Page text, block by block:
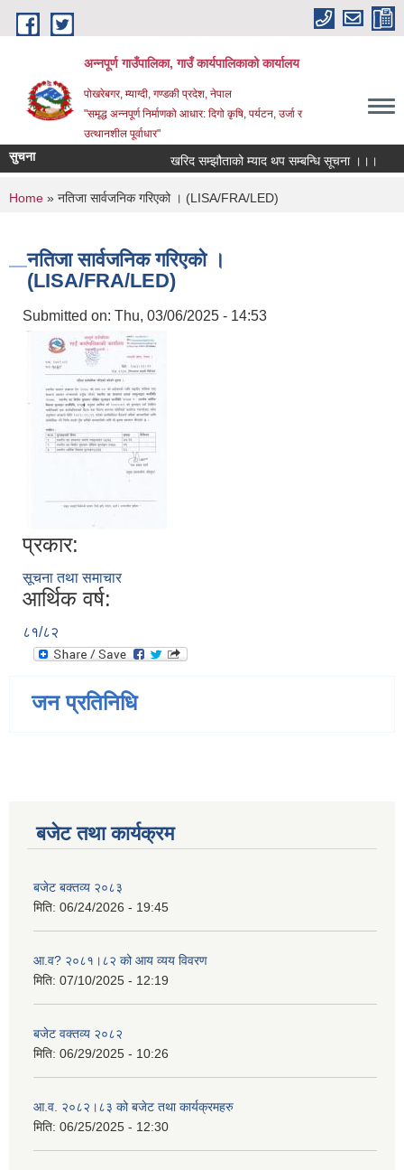
Skip to main content
अन्‍नपूर्ण गाउँपालिका, गाउँ कार्यपालिकाको कार्यालय
पोखरेबगर, म्याग्दी, गण्डकी प्रदेश, नेपाल
"समृद्ध अन्‍नपूर्ण निर्माणको आधार: दिगो कृषि, पर्यटन, उर्जा र
उत्थानशील पूर्वाधार"
सुचना खरिद सम्झौताको म्याद थप सम्बन्धि सूचना ।।।
You are here
Home » नतिजा सार्वजनिक गरिएको । (LISA/FRA/LED)
नतिजा सार्वजनिक गरिएको ।
(LISA/FRA/LED)
Submitted on: Thu, 03/06/2025 - 14:53
प्रकार:
सूचना तथा समाचार
आर्थिक वर्ष:
८१/८२
जन प्रतिनिधि
बजेट तथा कार्यक्रम
बजेट बक्तव्य २०८३
मिति: 06/24/2026 - 19:45
आ.व? २०८१।८२ को आय व्यय विवरण
मिति: 07/10/2025 - 12:19
बजेट वक्तव्य २०८२
मिति: 06/29/2025 - 10:26
आ.व. २०८२।८३ को बजेट तथा कार्यक्रमहरु
मिति: 06/25/2025 - 12:30